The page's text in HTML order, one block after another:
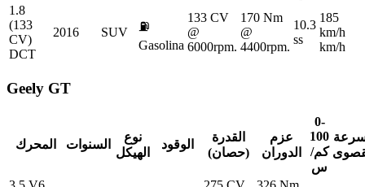
1.8
(133
CV)
DCT
2016 SUV
⛽
Gasolina
133 CV
@
6000rpm.
170 Nm
@
4400rpm.
10.3
ss
185
km/h
km/h
Geely GT
المحرك السنوات
نوع
الهيكل
الوقود
القدرة
(حصان)
عزم
الدوران
0-
100
كم/
س